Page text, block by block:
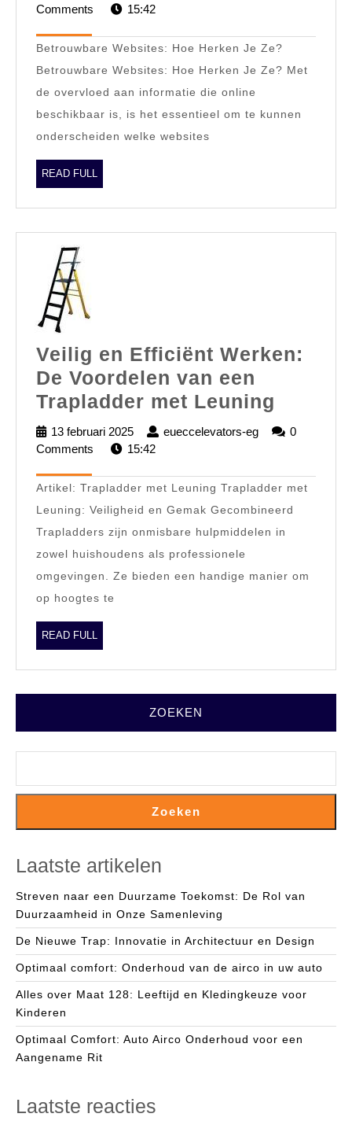
betrouwbare
websites
en
vermijd
juni
Comments
15:42
Betrouwbare Websites: Hoe Herken Je Ze?
Betrouwbare Websites: Hoe Herken Je Ze? Met
de overvloed aan informatie die online
beschikbaar is, is het essentieel om te kunnen
onderscheiden welke websites
READ FULL
FULL
Veilig en Efficiënt Werken:
De Voordelen van een
Trapladder met Leuning
en
De
van
13 februari 2025
13
februari
eueccelevators-eg
eueccelevators-
0
Comments
15:42
Artikel: Trapladder met Leuning Trapladder met
Leuning: Veiligheid en Gemak Gecombineerd
Trapladders zijn onmisbare hulpmiddelen in
zowel huishoudens als professionele
omgevingen. Ze bieden een handige manier om
op hoogtes te
READ FULL
FULL
ZOEKEN
Zoeken
Laatste artikelen
Streven naar een Duurzame Toekomst: De Rol van
Duurzaamheid in Onze Samenleving
De Nieuwe Trap: Innovatie in Architectuur en Design
Optimaal comfort: Onderhoud van de airco in uw auto
Alles over Maat 128: Leeftijd en Kledingkeuze voor
Kinderen
Optimaal Comfort: Auto Airco Onderhoud voor een
Aangename Rit
Laatste reacties